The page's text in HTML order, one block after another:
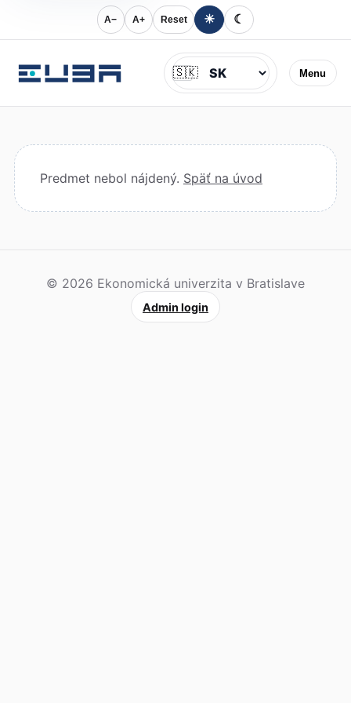
A− A+ Reset ☀ ☾
Menu
Jazyk
🇸🇰
Predmet nebol nájdený. Späť na úvod
© 2026 Ekonomická univerzita v Bratislave
Admin login